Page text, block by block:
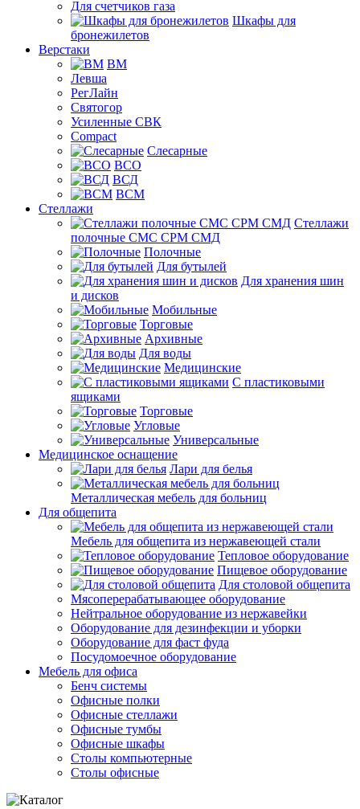
Для счетчиков газа
Шкафы для
бронежилетов
Верстаки
ВМ
Левша
РегЛайн
Святогор
Усиленные СВК
Compact
Слесарные
ВСО
ВСД
ВСМ
Стеллажи
Стеллажи
полочные СМС СРМ СМД
Полочные
Для бутылей
Для хранения шин
и дисков
Мобильные
Торговые
Архивные
Для воды
Медицинские
С пластиковыми
ящиками
Торговые
Угловые
Универсальные
Медицинское оснащение
Лари для белья
Металлическая мебель для больниц
Для общепита
Мебель для общепита из нержавеющей стали
Тепловое оборудование
Пищевое оборудование
Для столовой общепита
Мясоперерабатывающее оборудование
Нейтральное оборудование из нержавейки
Оборудование для дезинфекции и уборки
Оборудование для фаст фуда
Посудомоечное оборудование
Мебель для офиса
Бенч системы
Офисные полки
Офисные стеллажи
Офисные тумбы
Офисные шкафы
Столы компьютерные
Столы офисные